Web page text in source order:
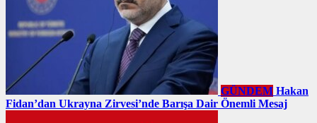
GÜNDEM Hakan
Fidan’dan Ukrayna Zirvesi’nde Barışa Dair Önemli Mesaj